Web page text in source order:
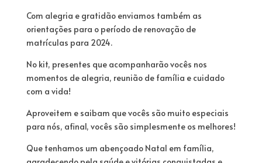
Com alegria e gratidão enviamos também as
orientações para o período de renovação de
matrículas para 2024.
No kit, presentes que acompanharão vocês nos
momentos de alegria, reunião de família e cuidado
com a vida!
Aproveitem e saibam que vocês são muito especiais
para nós, afinal, vocês são simplesmente os melhores!
Que tenhamos um abençoado Natal em família,